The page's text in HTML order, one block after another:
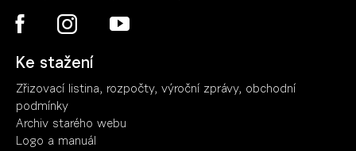
Ke stažení
Zřizovací listina, rozpočty, výroční zprávy, obchodní
podmínky
Archiv starého webu
Logo a manuál